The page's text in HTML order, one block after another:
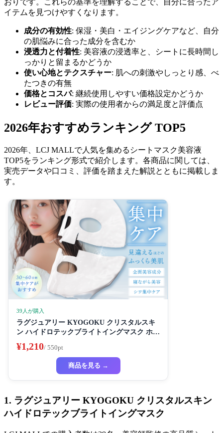
イテムを見つけやすくなります。
成分の有効性: 保湿・美白・エイジングケアなど、自分
の肌悩みに合った成分を含むか
浸透力と付着性: 美容液の浸透率と、シートに長時間し
っかりと留まるかどうか
使い心地とテクスチャー: 肌への刺激やしっとり感、べ
たつきの有無
価格とコスパ: 継続使用しやすい価格設定かどうか
レビュー評価: 実際の使用者からの満足度と評価点
2026年おすすめランキング TOP5
2026年、LCJ MALLで人気を集めるシートマスク美容液
TOP5をランキング形式で紹介します。各商品に関しては、
実売データや口コミ、評価を踏まえた解説とともに掲載しま
す。
39人が購入
ラグジュアリー KYOGOKU クリスタルスキ
ン ハイドロテックブライトイングマスク ホワ
イトニングマスク 超濃厚保湿 ホワイトニング
フェイスパック ビューティーサロン監修者 シ
ートマスク ハイドラ 美容液
¥1,210/ 550pt
商品を見る →
1. ラグジュアリー KYOGOKU クリスタルスキン
ハイドロテックブライトイングマスク